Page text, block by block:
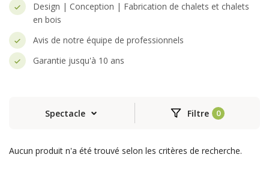
Design | Conception | Fabrication de chalets et chalets
en bois
Avis de notre équipe de professionnels
Garantie jusqu'à 10 ans
Spectacle Filtre
Aucun produit n'a été trouvé selon les critères de recherche.